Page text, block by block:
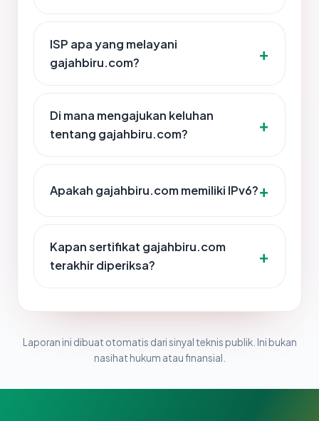
ISP apa yang melayani
gajahbiru.com?
Di mana mengajukan keluhan
tentang gajahbiru.com?
Apakah gajahbiru.com memiliki IPv6?
Kapan sertifikat gajahbiru.com
terakhir diperiksa?
Laporan ini dibuat otomatis dari sinyal teknis publik. Ini bukan
nasihat hukum atau finansial.